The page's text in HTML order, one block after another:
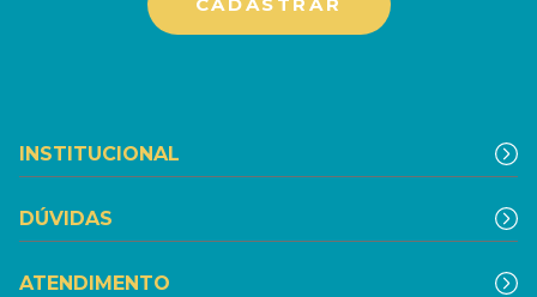
INSTITUCIONAL
DÚVIDAS
ATENDIMENTO